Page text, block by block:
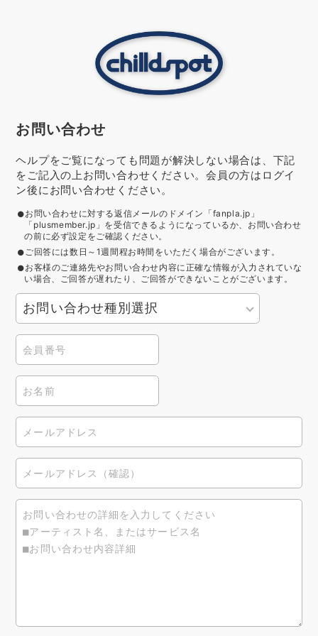
お問い合わせ
ヘルプをご覧になっても問題が解決しない場合は、下記
をご記入の上お問い合わせください。会員の方はログイ
ン後にお問い合わせください。
お問い合わせに対する返信メールのドメイン「fanpla.jp」
「plusmember.jp」を受信できるようになっているか、お問い合わせ
の前に必ず設定をご確認ください。
ご回答には数日～1週間程お時間をいただく場合がございます。
お客様のご連絡先やお問い合わせ内容に正確な情報が入力されていな
い場合、ご回答が遅れたり、ご回答ができないことがございます。